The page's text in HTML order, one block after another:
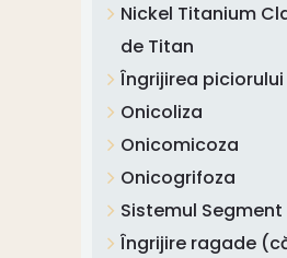
Nickel Titanium
de Titan
Îngrijirea
Onicoliza
Onicomicoza
Onicogrifoza
Sistemul Segment
Îngrijire ragade